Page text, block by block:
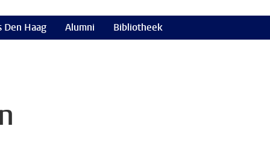
Den Haag Alumni Bibliotheek